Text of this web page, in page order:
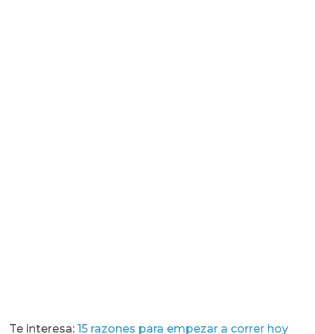
Te interesa:15 razones para empezar a correr hoy